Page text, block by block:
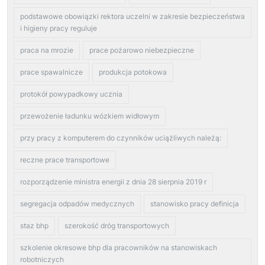
podstawowe obowiązki rektora uczelni w zakresie bezpieczeństwa
i higieny pracy reguluje
praca na mrozie prace pożarowo niebezpieczne
prace spawalnicze produkcja potokowa
protokół powypadkowy ucznia
przewożenie ładunku wózkiem widłowym
przy pracy z komputerem do czynników uciążliwych należą:
reczne prace transportowe
rozporządzenie ministra energii z dnia 28 sierpnia 2019 r
segregacja odpadów medycznych stanowisko pracy definicja
staz bhp szerokość dróg transportowych
szkolenie okresowe bhp dla pracowników na stanowiskach
robotniczych